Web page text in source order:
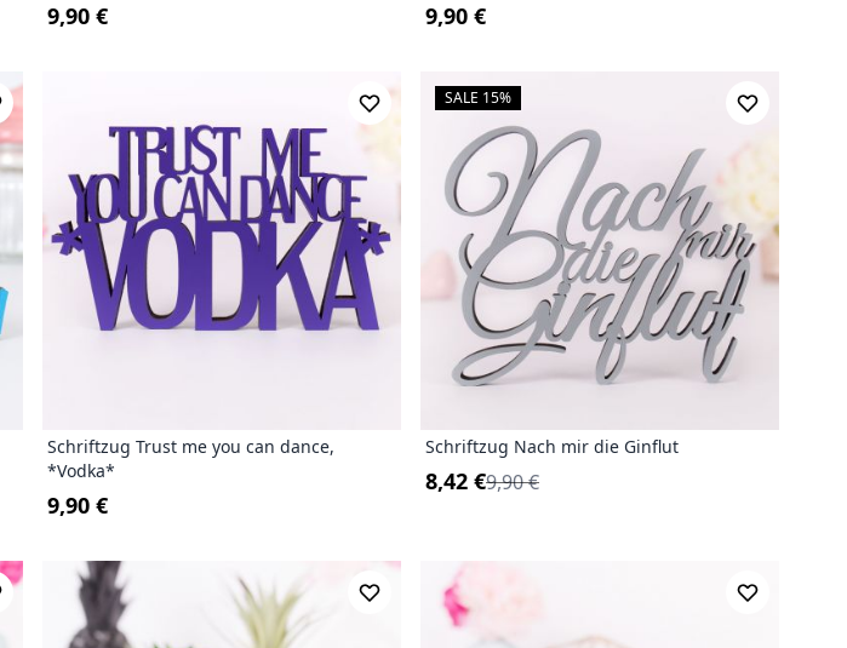
9,90 € 9,90 €
Schriftzug Trust me you can dance,
*Vodka*
9,90 €
(SALE 15%)
Schriftzug Nach mir die Ginflut
8,42 €9,90 €